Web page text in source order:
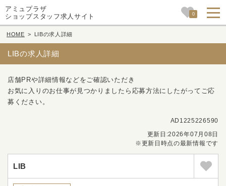
アミュプラザ
ショップスタッフ求人サイト
0
HOME > LIBの求人詳細
LIBの求人詳細
店舗PRや詳細情報などをご確認いただき
お気に入りのお仕事が見つかりましたら応募方法にしたがってご応
募ください。
AD1225226590
更新日:2026年07月08日
※更新日時点の最新情報です
LIB